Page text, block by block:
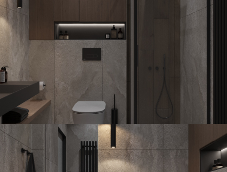
Узнайте стоимось
дизайн интерьера
в 3 вариантах
бюджета
Мы детально обсудим все ваши
пожелания и рассчитаем
примерный бюджет
Узнать стоимость